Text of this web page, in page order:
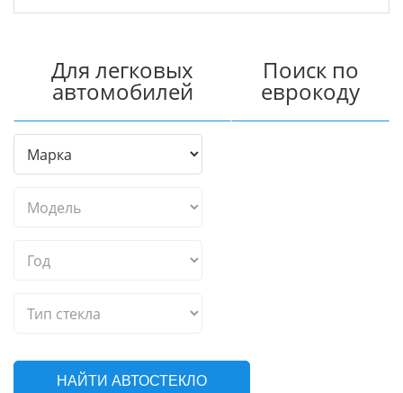
Для легковых
автомобилей
Поиск по
еврокоду
НАЙТИ АВТОСТЕКЛО